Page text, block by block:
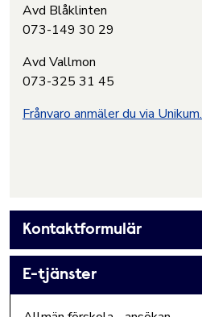
Avd Blåklinten
073-149 30 29
Avd Vallmon
073-325 31 45
Frånvaro anmäler du via Unikum.
Kontaktformulär
E-tjänster